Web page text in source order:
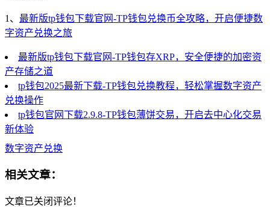
1、 最新版tp钱包下载官网-TP钱包兑换币全攻略，开启便捷数
字资产兑换之旅
最新版tp钱包下载官网-TP钱包存XRP，安全便捷的加密资
产存储之道
tp钱包2025最新下载-TP钱包兑换教程，轻松掌握数字资产
兑换操作
tp钱包官网下载2.9.8-TP钱包薄饼交易，开启去中心化交易
新体验
数字资产兑换
相关文章：
文章已关闭评论！